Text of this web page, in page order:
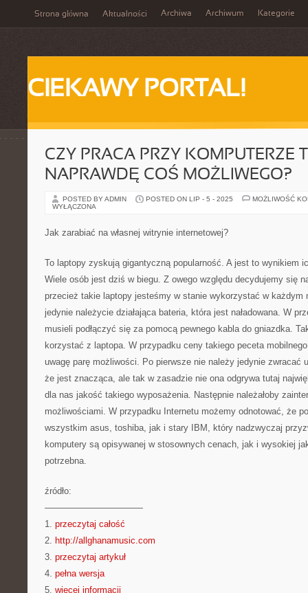
Strona główna Aktualności Archiwa Archiwum Kategorie
CIEKAWY PORTAL!
CZY PRACA PRZY KOMPUTERZE
NAPRAWDĘ COŚ MOŻLIWEGO?
POSTED BY ADMIN POSTED ON LIP - 5 - 2025
MOŻLIWOŚĆ
WYŁĄCZONA
Jak zarabiać na własnej witrynie internetowej?
To laptopy zyskują gigantyczną popularność. A jest to wynikiem
Wiele osób jest dziś w biegu. Z owego względu decydujemy się
przecież takie laptopy jesteśmy w stanie wykorzystać w każdym
jedynie należycie działająca bateria, która jest naładowana. W
musieli podłączyć się za pomocą pewnego kabla do gniazdka.
korzystać z laptopa. W przypadku ceny takiego peceta
uwagę parę możliwości. Po pierwsze nie należy jedynie zwracać
że jest znacząca, ale tak w zasadzie nie ona odgrywa tutaj
dla nas jakość takiego wyposażenia. Następnie należałoby
możliwościami. W przypadku Internetu możemy odnotować, że
wszystkim asus, toshiba, jak i stary IBM, który nadzwyczaj
komputery są opisywanej w stosownych cenach, jak i wysokiej
potrzebna.
źródło:
———————————
1. przeczytaj całość
2. http://allghanamusic.com
3. przeczytaj artykuł
4. pełna wersja
5. więcej informacji